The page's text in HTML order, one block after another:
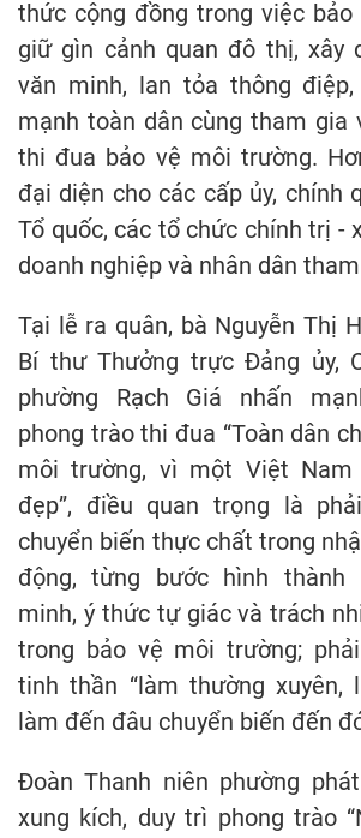
thức cộng đồng trong việc
giữ gìn cảnh quan đô thị, xây
văn minh, lan tỏa thông
mạnh toàn dân cùng tham gia
thi đua bảo vệ môi trường.
đại diện cho các cấp ủy, chính
Tổ quốc, các tổ chức chính trị -
doanh nghiệp và nhân dân
Tại lễ ra quân, bà Nguyễn Thị
Bí thư Thưởng trực Đảng ủy,
phường Rạch Giá nhấn
phong trào thi đua “Toàn dân
môi trường, vì một Việt
đẹp”, điều quan trọng là
chuyển biến thực chất trong
động, từng bước hình thành
minh, ý thức tự giác và trách
trong bảo vệ môi trường;
tinh thần “làm thường xuyên,
làm đến đâu chuyển biến đến
Đoàn Thanh niên phường
xung kích, duy trì phong trào